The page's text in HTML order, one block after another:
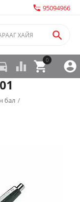
settings_phone 95094966


0


бал /